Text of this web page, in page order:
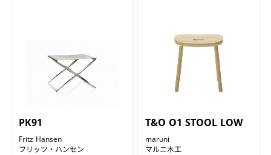
PK91
Fritz Hansen
フリッツ・ハンセン
T&O O1 STOOL LOW
maruni
マルニ木工